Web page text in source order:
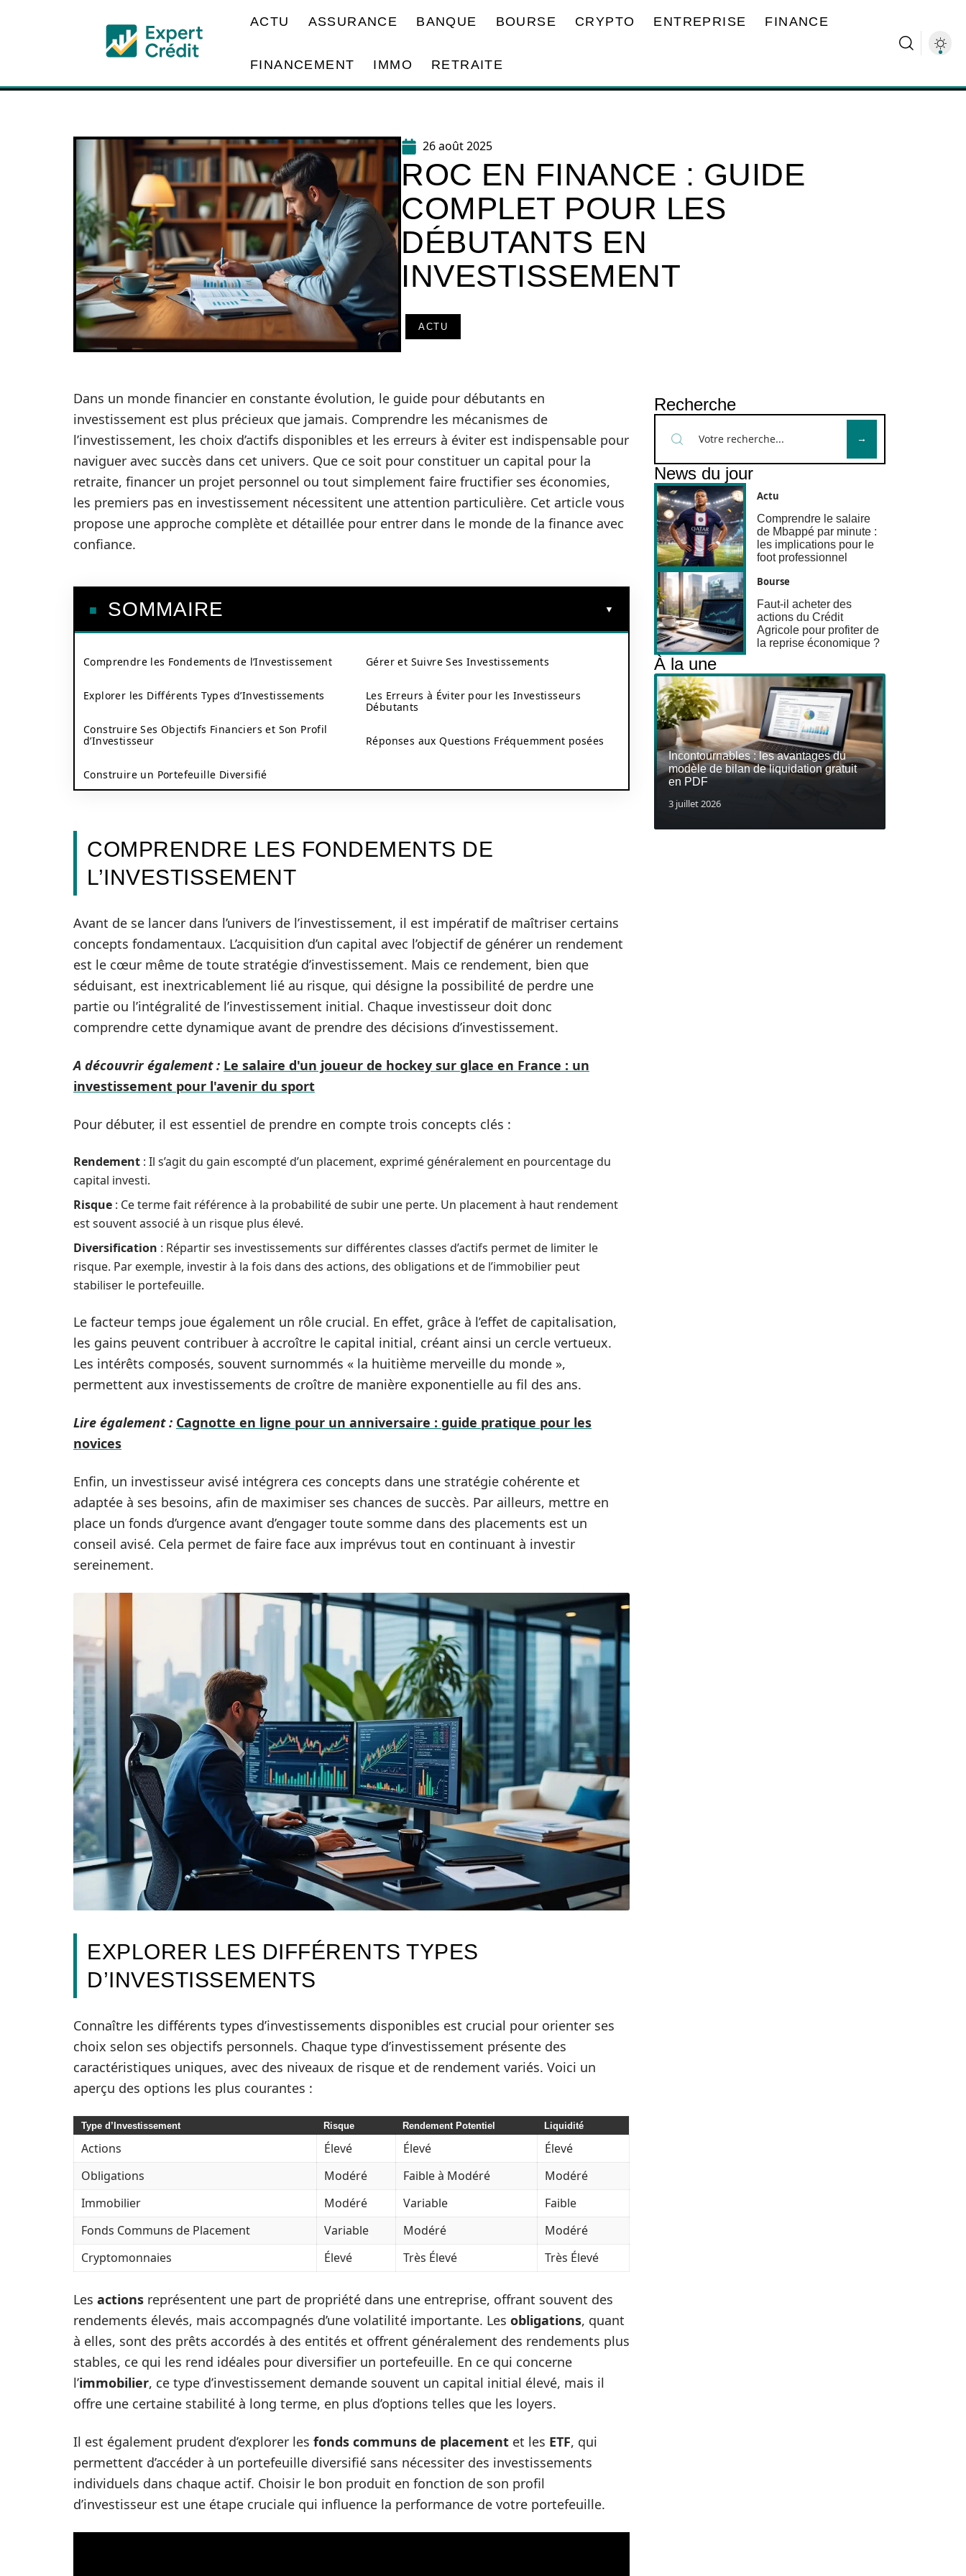
ACTU ASSURANCE BANQUE BOURSE CRYPTO ENTREPRISE FINANCE
FINANCEMENT IMMO RETRAITE
26 août 2025
ROC EN FINANCE : GUIDE
COMPLET POUR LES
DÉBUTANTS EN
INVESTISSEMENT
ACTU
Dans un monde financier en constante évolution, le guide pour débutants en
investissement est plus précieux que jamais. Comprendre les mécanismes de
l’investissement, les choix d’actifs disponibles et les erreurs à éviter est indispensable pour
naviguer avec succès dans cet univers. Que ce soit pour constituer un capital pour la
retraite, financer un projet personnel ou tout simplement faire fructifier ses économies,
les premiers pas en investissement nécessitent une attention particulière. Cet article vous
propose une approche complète et détaillée pour entrer dans le monde de la finance avec
confiance.
SOMMAIRE
Comprendre les Fondements de l’Investissement
Explorer les Différents Types d’Investissements
Construire Ses Objectifs Financiers et Son Profil
d’Investisseur
Construire un Portefeuille Diversifié
Gérer et Suivre Ses Investissements
Les Erreurs à Éviter pour les Investisseurs
Débutants
Réponses aux Questions Fréquemment posées
COMPRENDRE LES FONDEMENTS DE
L’INVESTISSEMENT
Avant de se lancer dans l’univers de l’investissement, il est impératif de maîtriser certains
concepts fondamentaux. L’acquisition d’un capital avec l’objectif de générer un rendement
est le cœur même de toute stratégie d’investissement. Mais ce rendement, bien que
séduisant, est inextricablement lié au risque, qui désigne la possibilité de perdre une
partie ou l’intégralité de l’investissement initial. Chaque investisseur doit donc
comprendre cette dynamique avant de prendre des décisions d’investissement.
A découvrir également : Le salaire d'un joueur de hockey sur glace en France : un
investissement pour l'avenir du sport
Pour débuter, il est essentiel de prendre en compte trois concepts clés :
Rendement : Il s’agit du gain escompté d’un placement, exprimé généralement en pourcentage du
capital investi.
Risque : Ce terme fait référence à la probabilité de subir une perte. Un placement à haut rendement
est souvent associé à un risque plus élevé.
Diversification : Répartir ses investissements sur différentes classes d’actifs permet de limiter le
risque. Par exemple, investir à la fois dans des actions, des obligations et de l’immobilier peut
stabiliser le portefeuille.
Le facteur temps joue également un rôle crucial. En effet, grâce à l’effet de capitalisation,
les gains peuvent contribuer à accroître le capital initial, créant ainsi un cercle vertueux.
Les intérêts composés, souvent surnommés « la huitième merveille du monde »,
permettent aux investissements de croître de manière exponentielle au fil des ans.
Lire également : Cagnotte en ligne pour un anniversaire : guide pratique pour les
novices
Enfin, un investisseur avisé intégrera ces concepts dans une stratégie cohérente et
adaptée à ses besoins, afin de maximiser ses chances de succès. Par ailleurs, mettre en
place un fonds d’urgence avant d’engager toute somme dans des placements est un
conseil avisé. Cela permet de faire face aux imprévus tout en continuant à investir
sereinement.
EXPLORER LES DIFFÉRENTS TYPES
D’INVESTISSEMENTS
Connaître les différents types d’investissements disponibles est crucial pour orienter ses
choix selon ses objectifs personnels. Chaque type d’investissement présente des
caractéristiques uniques, avec des niveaux de risque et de rendement variés. Voici un
aperçu des options les plus courantes :
Type d’Investissement Risque Rendement Potentiel Liquidité
Actions Élevé Élevé
Élevé
Obligations
Modéré Faible à Modéré
Modéré
Immobilier
Modéré Variable
Faible
Fonds Communs de Placement
Variable Modéré
Modéré
Cryptomonnaies
Élevé Très Élevé Très Élevé
Les actions représentent une part de propriété dans une entreprise, offrant souvent des
rendements élevés, mais accompagnés d’une volatilité importante. Les obligations, quant
à elles, sont des prêts accordés à des entités et offrent généralement des rendements plus
stables, ce qui les rend idéales pour diversifier un portefeuille. En ce qui concerne
l’immobilier, ce type d’investissement demande souvent un capital initial élevé, mais il
offre une certaine stabilité à long terme, en plus d’options telles que les loyers.
Il est également prudent d’explorer les fonds communs de placement et les ETF, qui
permettent d’accéder à un portefeuille diversifié sans nécessiter des investissements
individuels dans chaque actif. Choisir le bon produit en fonction de son profil
d’investisseur est une étape cruciale qui influence la performance de votre portefeuille.
Recherche
News du jour
Actu
Comprendre le salaire
de Mbappé par minute :
les implications pour le
foot professionnel
Bourse
Faut-il acheter des
actions du Crédit
Agricole pour profiter de
la reprise économique ?
À la une
Incontournables : les avantages du
modèle de bilan de liquidation gratuit
en PDF
3 juillet 2026